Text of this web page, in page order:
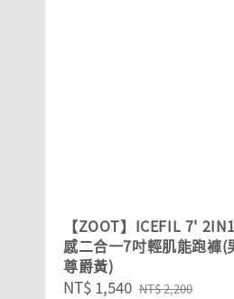
【ZOOT】ICEFIL 7'
感二合一7吋輕肌能跑褲(
尊爵黃)
Sale
NT$ 1,540 Regular
NT$ 2,200